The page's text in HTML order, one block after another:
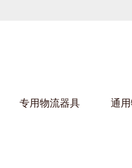
专用物流器具 通